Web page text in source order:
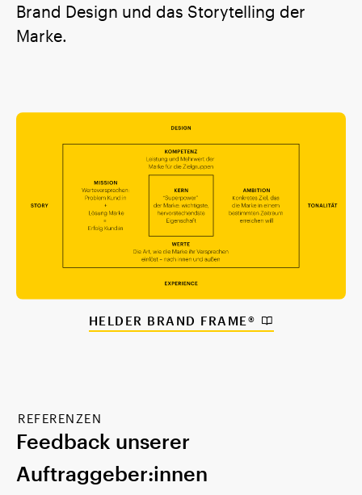
Brand Design und das Storytelling der
Marke.
HELDER BRAND FRAME®
REFERENZEN
Feedback unserer
Auftraggeber:innen